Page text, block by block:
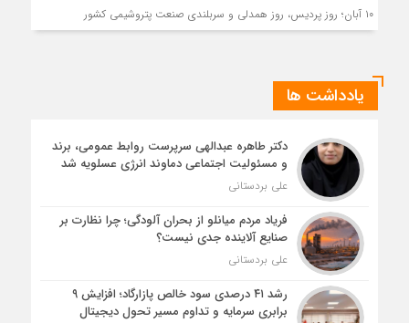
۱۰ آبان؛ روز پردیس، روز همدلی و سربلندی صنعت پتروشیمی کشور
یادداشت ها
دکتر طاهره عبدالهی سرپرست روابط عمومی، برند
و مسئولیت اجتماعی دماوند انرژی عسلویه شد
علی بردستانی
فریاد مردم میانلو از بحران آلودگی؛ چرا نظارت بر
صنایع آلاینده جدی نیست؟
علی بردستانی
رشد ۴۱ درصدی سود خالص پازارگاد؛ افزایش ۹
برابری سرمایه و تداوم مسیر تحول دیجیتال